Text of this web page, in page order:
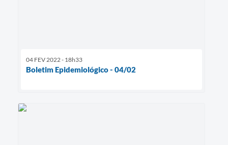
04 FEV 2022 - 18h33
Boletim Epidemiológico - 04/02